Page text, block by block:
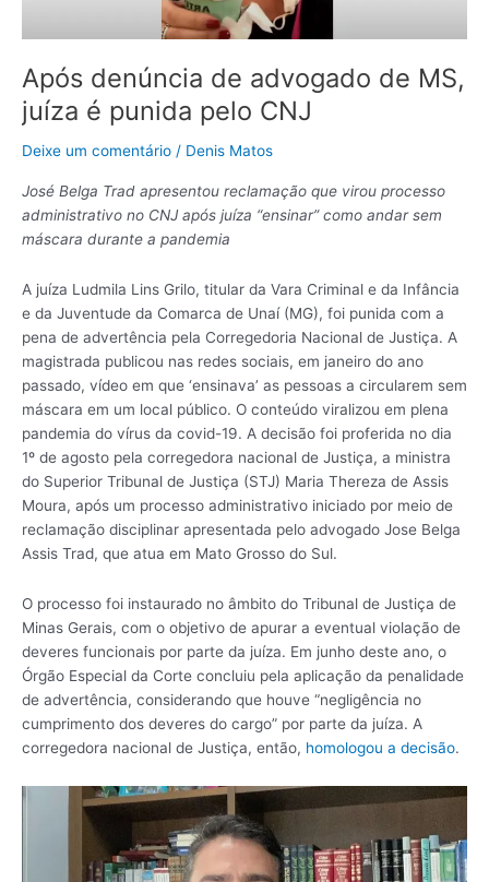
Após denúncia de advogado de MS,
juíza é punida pelo CNJ
Deixe um comentário / Denis Matos
José Belga Trad apresentou reclamação que virou processo
administrativo no CNJ após juíza “ensinar” como andar sem
máscara durante a pandemia
A juíza Ludmila Lins Grilo, titular da Vara Criminal e da Infância
e da Juventude da Comarca de Unaí (MG), foi punida com a
pena de advertência pela Corregedoria Nacional de Justiça. A
magistrada publicou nas redes sociais, em janeiro do ano
passado, vídeo em que ‘ensinava’ as pessoas a circularem sem
máscara em um local público. O conteúdo viralizou em plena
pandemia do vírus da covid-19. A decisão foi proferida no dia
1º de agosto pela corregedora nacional de Justiça, a ministra
do Superior Tribunal de Justiça (STJ) Maria Thereza de Assis
Moura, após um processo administrativo iniciado por meio de
reclamação disciplinar apresentada pelo advogado Jose Belga
Assis Trad, que atua em Mato Grosso do Sul.
O processo foi instaurado no âmbito do Tribunal de Justiça de
Minas Gerais, com o objetivo de apurar a eventual violação de
deveres funcionais por parte da juíza. Em junho deste ano, o
Órgão Especial da Corte concluiu pela aplicação da penalidade
de advertência, considerando que houve “negligência no
cumprimento dos deveres do cargo” por parte da juíza. A
corregedora nacional de Justiça, então, homologou a decisão.
pelo